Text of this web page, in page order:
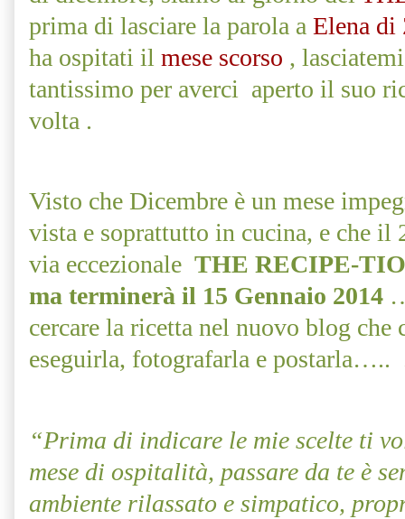
prima di lasciare la parola a Elena di
ha ospitati il mese scorso ,
tantissimo per averci aperto il suo
volta .
Visto che Dicembre è un mese
vista e soprattutto in cucina, e che il
via eccezionale THE RECIPE-
ma terminerà il 15 Gennaio 2014
cercare la ricetta nel nuovo blog che
eseguirla, fotografarla e postarla…..
“Prima di indicare le mie scelte ti
mese di ospitalità, passare da te è
ambiente rilassato e simpatico,